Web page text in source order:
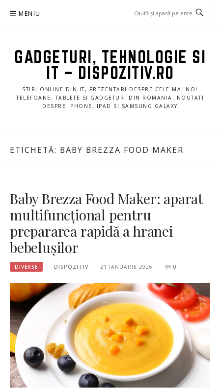
MENIU
GADGETURI, TEHNOLOGIE SI
IT – DISPOZITIV.RO
STIRI ONLINE DIN IT, PREZENTARI DESPRE CELE MAI NOI
TELEFOANE, TABLETE SI GADGETURI DIN ROMANIA. NOUTATI
DESPRE IPHONE, IPAD SI SAMSUNG GALAXY
ETICHETĂ: BABY BREZZA FOOD MAKER
Baby Brezza Food Maker: aparat
multifuncțional pentru
prepararea rapidă a hranei
bebelușilor
DIVERSE DISPOZITIV 21 IANUARIE 2026 0